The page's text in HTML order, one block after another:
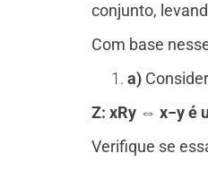
conjunto,
Com base
a)
Z: xRy ⇔ x−y é
Verifique se